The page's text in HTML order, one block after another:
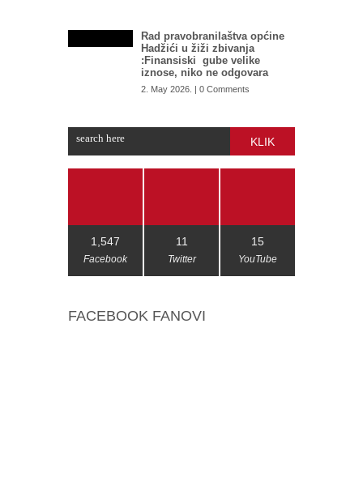
Rad pravobranilaštva općine
Hadžići u žiži zbivanja
:Finansiski gube velike
iznose, niko ne odgovara
2. May 2026. | 0 Comments
KLIK
1,547
Facebook
11
Twitter
15
YouTube
FACEBOOK FANOVI